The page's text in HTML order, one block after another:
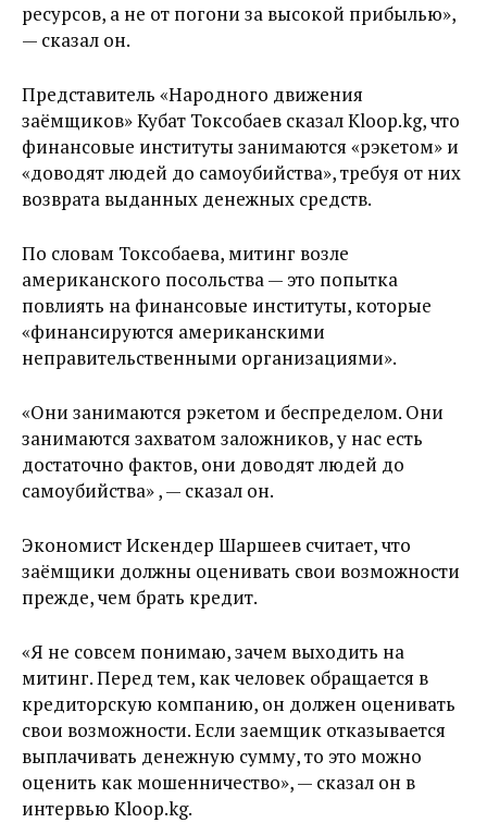
ресурсов, а не от погони за высокой прибылью»,
— сказал он.
Представитель «Народного движения
заёмщиков» Кубат Токсобаев сказал Kloop.kg, что
финансовые институты занимаются «рэкетом» и
«доводят людей до самоубийства», требуя от них
возврата выданных денежных средств.
По словам Токсобаева, митинг возле
американского посольства — это попытка
повлиять на финансовые институты, которые
«финансируются американскими
неправительственными организациями».
«Они занимаются рэкетом и беспределом. Они
занимаются захватом заложников, у нас есть
достаточно фактов, они доводят людей до
самоубийства» , — сказал он.
Экономист Искендер Шаршеев считает, что
заёмщики должны оценивать свои возможности
прежде, чем брать кредит.
«Я не совсем понимаю, зачем выходить на
митинг. Перед тем, как человек обращается в
кредиторскую компанию, он должен оценивать
свои возможности. Если заемщик отказывается
выплачивать денежную сумму, то это можно
оценить как мошенничество», — сказал он в
интервью Kloop.kg.